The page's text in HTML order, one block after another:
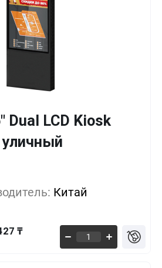
Dual LCD Kiosk
Китай
₸